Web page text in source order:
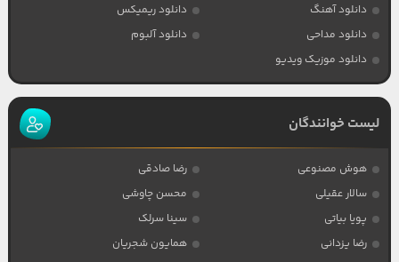
دانلود آهنگ
دانلود ریمیکس
دانلود مداحی
دانلود آلبوم
دانلود موزیک ویدیو
لیست خوانندگان
هوش مصنوعی
رضا صادقی
سالار عقیلی
محسن چاوشی
پویا بیاتی
سینا سرلک
رضا یزدانی
همایون شجریان